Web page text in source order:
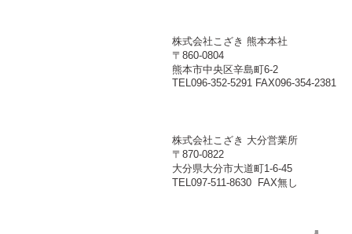
株式会社こざき 熊本本社
〒860-0804
熊本市中央区辛島町6-2
TEL096-352-5291 FAX096-354-2381
株式会社こざき 大分営業所
〒870-0822
大分県大分市大道町1-6-45
TEL097-511-8630 FAX無し